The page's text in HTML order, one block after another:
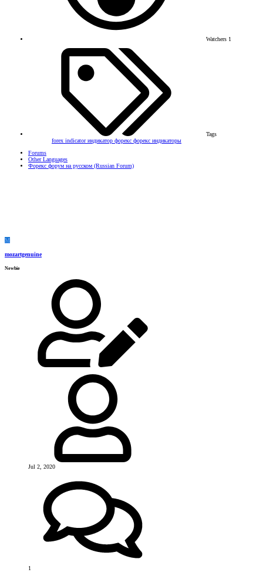
Watchers 1
Tags
forex indicatorиндикатор форекс форекс индикаторы
Forums
Other Languages
Форекс форум на русском (Russian Forum)
M
mozartgenuine
Newbie
Jul 2, 2020
1